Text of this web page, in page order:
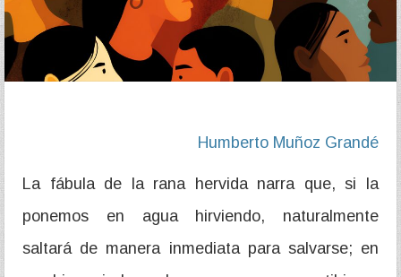
Humberto Muñoz Grandé
La fábula de la rana hervida narra que, si la
ponemos en agua hirviendo, naturalmente
saltará de manera inmediata para salvarse; en